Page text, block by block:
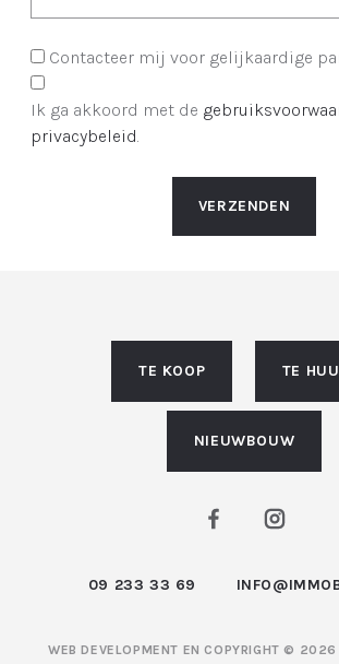
Contacteer mij voor gelijkaardige
Ik ga akkoord met de
privacybeleid
VERZENDEN
TE KOOP TE
NIEUWBOUW
09 233 33 69
WEB DEVELOPMENT EN COPYRIGHT © 2026